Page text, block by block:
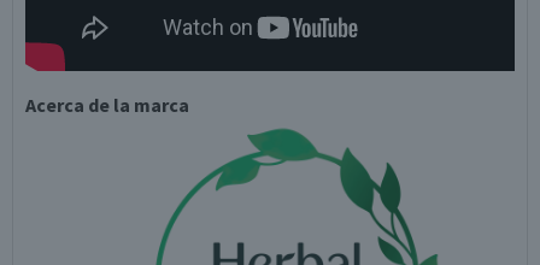
Acerca de la marca